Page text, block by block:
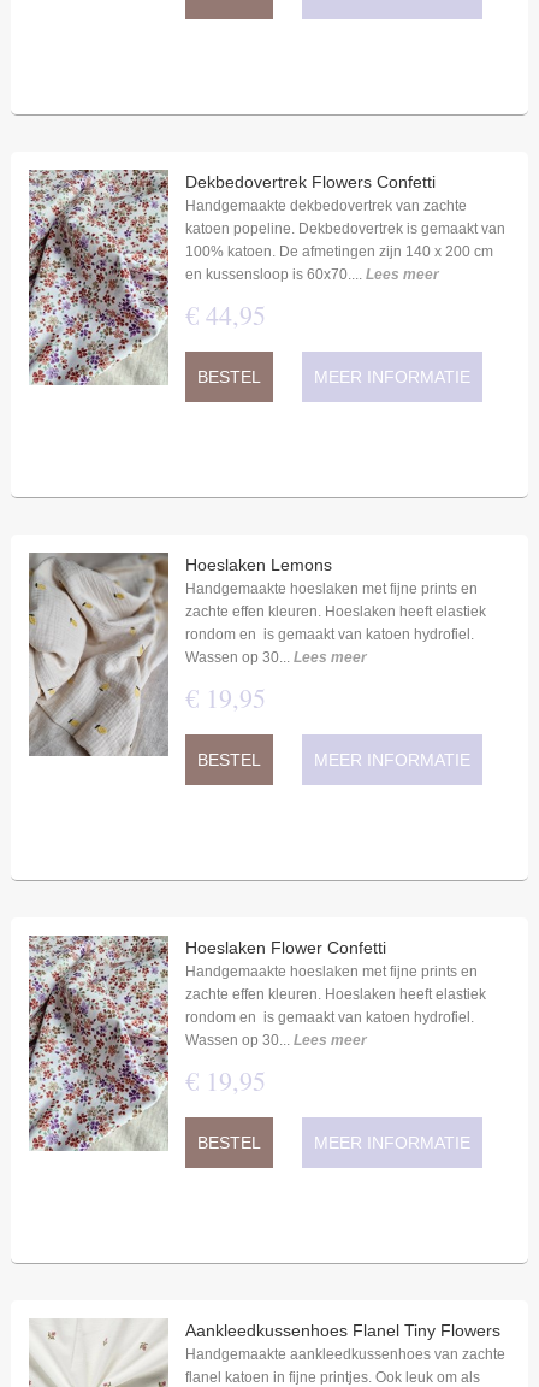
Dekbedovertrek Flowers Confetti
Handgemaakte dekbedovertrek van zachte
katoen popeline. Dekbedovertrek is gemaakt van
100% katoen. De afmetingen zijn 140 x 200 cm
en kussensloop is 60x70.... Lees meer
€ 44,95
BESTEL MEER INFORMATIE
Hoeslaken Lemons
Handgemaakte hoeslaken met fijne prints en
zachte effen kleuren. Hoeslaken heeft elastiek
rondom en is gemaakt van katoen hydrofiel.
Wassen op 30... Lees meer
€ 19,95
BESTEL MEER INFORMATIE
Hoeslaken Flower Confetti
Handgemaakte hoeslaken met fijne prints en
zachte effen kleuren. Hoeslaken heeft elastiek
rondom en is gemaakt van katoen hydrofiel.
Wassen op 30... Lees meer
€ 19,95
BESTEL MEER INFORMATIE
Aankleedkussenhoes Flanel Tiny Flowers
Handgemaakte aankleedkussenhoes van zachte
flanel katoen in fijne printjes. Ook leuk om als